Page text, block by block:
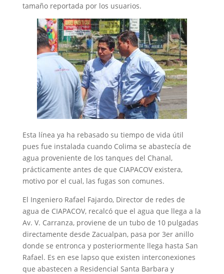
tamaño reportada por los usuarios.
Esta línea ya ha rebasado su tiempo de vida útil
pues fue instalada cuando Colima se abastecía de
agua proveniente de los tanques del Chanal,
prácticamente antes de que CIAPACOV existera,
motivo por el cual, las fugas son comunes.
El Ingeniero Rafael Fajardo, Director de redes de
agua de CIAPACOV, recalcó que el agua que llega a la
Av. V. Carranza, proviene de un tubo de 10 pulgadas
directamente desde Zacualpan, pasa por 3er anillo
donde se entronca y posteriormente llega hasta San
Rafael. Es en ese lapso que existen interconexiones
que abastecen a Residencial Santa Barbara y